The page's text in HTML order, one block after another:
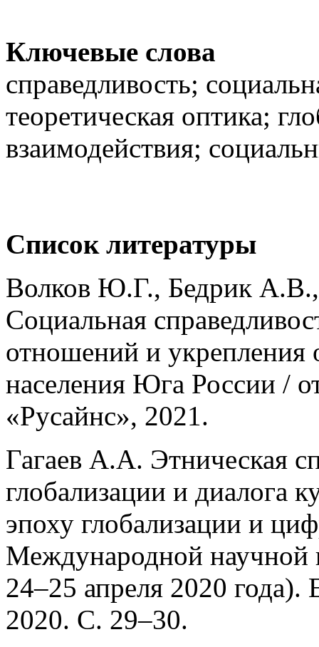
Ключевые слова
справедливость;
теоретическая оптика;
взаимодействия;
Список литературы
Волков Ю.Г., Бедрик
Социальная
отношений и укрепления
населения Юга России /
«Русайнс», 2021.
Гагаев А.А. Этническая
глобализации и диалога
эпоху глобализации и
Международной научной
24–25 апреля 2020 года).
2020. С. 29–30.